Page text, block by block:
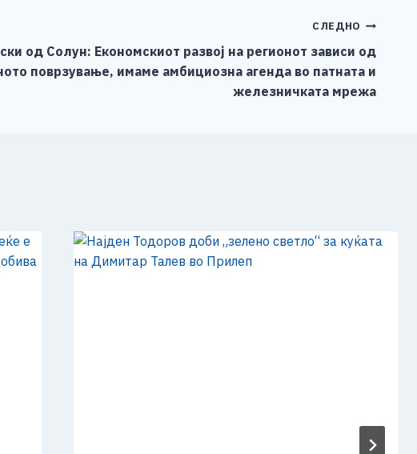
СЛЕДНО
од Солун: Економскиот развој на регионот зависи од
поврзување, имаме амбициозна агенда во патната и
железничката мрежа